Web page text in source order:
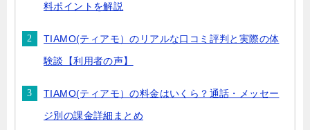
料ポイントを解説
TIAMO(ティアモ）のリアルな口コミ評判と実際の体
験談【利用者の声】
TIAMO(ティアモ）の料金はいくら？通話・メッセー
ジ別の課金詳細まとめ